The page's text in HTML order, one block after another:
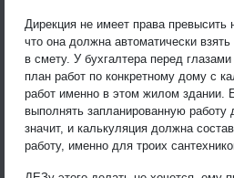
Дирекция не имеет права превысить
что она должна автоматически
в смету. У бухгалтера перед
план работ по конкретному дому с
работ именно в этом жилом здании.
выполнять запланированную работу
значит, и калькуляция должна
работу, именно для троих